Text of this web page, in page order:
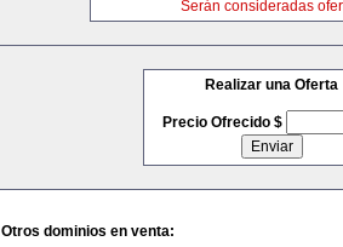
Serán consideradas
Realizar una Oferta
Precio Ofrecido $
Otros dominios en venta: